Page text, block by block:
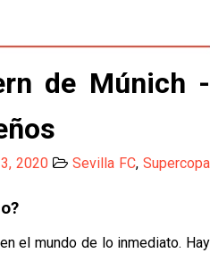
concede la
queda la cantera del
2026/27
de La Liga
la pretemporada con el
Leverkusen
Ellyes Skhiri
de Múnich -
2020 Sevilla FC, Supercopa
el mundo de lo inmediato. Hay